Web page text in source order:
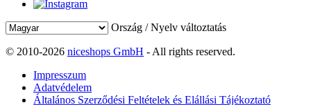
Ország / Nyelv változtatás
© 2010-2026 niceshops GmbH - All rights reserved.
Impresszum
Adatvédelem
Általános Szerződési Feltételek és Elállási Tájékoztató